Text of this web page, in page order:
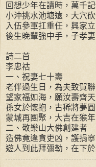
回想少年在讀時，萬千
小沖挑水池塘遠，大穴砍
入伍參軍扛重任，興家
後生晚輩強中手，子孝妻
詩二首
李忠祜
一、祝妻七十壽
老伴過生日，為夫致賀聯
望家福如海，願汝壽齊天
孫女於懷抱，古稀將夢圓
蒙城再團聚，大吉在猴年
二、敬樂山大佛創建者
造佛竟逢貪吏凶，護捐寧
遊人到此拜彌勒，在下於